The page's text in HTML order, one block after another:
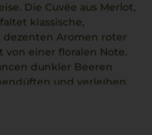
Die Cuvée aus Merlot,
klassische,
Aromen roter
einer floralen Note.
dunkler Beeren
und verleihen